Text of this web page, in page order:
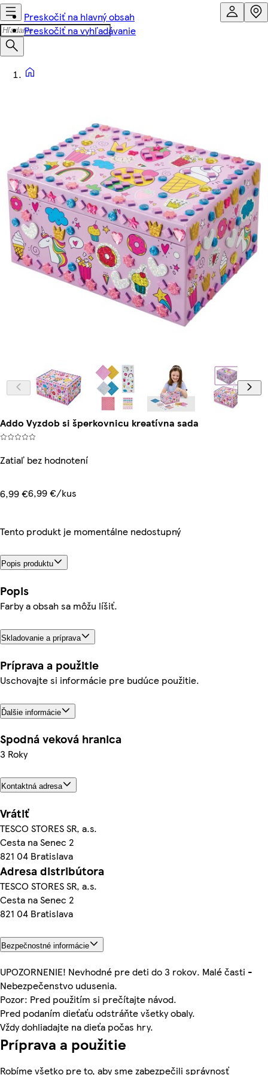
Preskočiť na hlavný obsah
Preskočiť na vyhľadávanie
Addo Vyzdob si šperkovnicu kreatívna sada
Zatiaľ bez hodnotení
6,99 €6,99 €/kus
Tento produkt je momentálne nedostupný
Popis produktu
Popis
Farby a obsah sa môžu líšiť.
Skladovanie a príprava
Príprava a použitie
Uschovajte si informácie pre budúce použitie.
Ďalšie informácie
Spodná veková hranica
3 Roky
Kontaktná adresa
Vrátiť
TESCO STORES SR, a.s.
Cesta na Senec 2
821 04 Bratislava
Adresa distribútora
TESCO STORES SR, a.s.
Cesta na Senec 2
821 04 Bratislava
Bezpečnostné informácie
UPOZORNENIE! Nevhodné pre deti do 3 rokov. Malé časti -
Nebezpečenstvo udusenia.
Pozor: Pred použitím si prečítajte návod.
Pred podaním dieťaťu odstráňte všetky obaly.
Vždy dohliadajte na dieťa počas hry.
Príprava a použitie
Robíme všetko pre to, aby sme zabezpečili správnosť